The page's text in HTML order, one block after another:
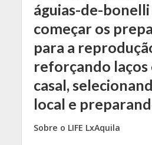
águias-de-bonelli
começar os
para a
reforçando
casal,
local e
Sobre o LIFE LxAquila